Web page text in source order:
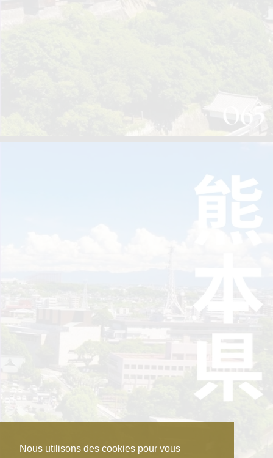
Nous utilisons des cookies pour vous